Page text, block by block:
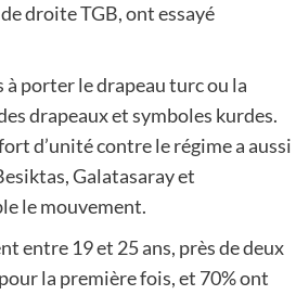
droite TGB, ont essayé
porter le drapeau turc ou la
drapeaux et symboles kurdes.
d’unité contre le régime a aussi
Galatasaray et
le mouvement.
entre 19 et 25 ans, près de deux
la première fois, et 70% ont